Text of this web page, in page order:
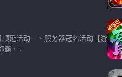
延活动一、服务器冠名活动【游戏内
霸，...